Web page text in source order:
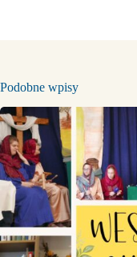
Podobne wpisy